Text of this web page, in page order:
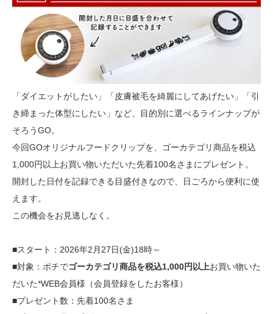
「ダイエットがしたい」「皮膚被毛を綺麗にしてあげたい」「引
き締まった体型にしたい」など、目的別に選べるラインナップが
そろうGO。
今回GOオリジナルフードクリップを、ゴーカテゴリ商品を税込
1,000円以上お買い物いただいた先着100名さまにプレゼント。
開封した日付を記録できる目盛付きなので、日ごろから便利に使
えます。
この機会をお見逃しなく。
■スタート：2026年2月27日(金)18時～
■対象：ポチでゴーカテゴリ商品を税込1,000円以上お買い物いた
だいた*WEB会員様（会員登録をしたお客様）
■プレゼント数：先着100名さま